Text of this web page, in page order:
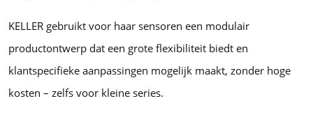
KELLER gebruikt voor haar sensoren een modulair
productontwerp dat een grote flexibiliteit biedt en
klantspecifieke aanpassingen mogelijk maakt, zonder hoge
kosten – zelfs voor kleine series.